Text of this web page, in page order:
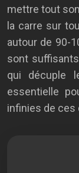
mettre tout
la carre sur
autour de 90-
sont
qui décuple
essentielle
infinies de ces